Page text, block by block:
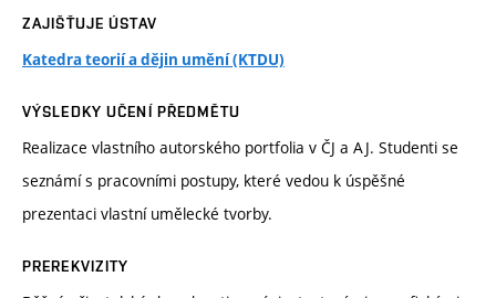
ZAJIŠŤUJE ÚSTAV
Katedra teorií a dějin umění (KTDU)
VÝSLEDKY UČENÍ PŘEDMĚTU
Realizace vlastního autorského portfolia v ČJ a AJ. Studenti se
seznámí s pracovními postupy, které vedou k úspěšné
prezentaci vlastní umělecké tvorby.
PREREKVIZITY